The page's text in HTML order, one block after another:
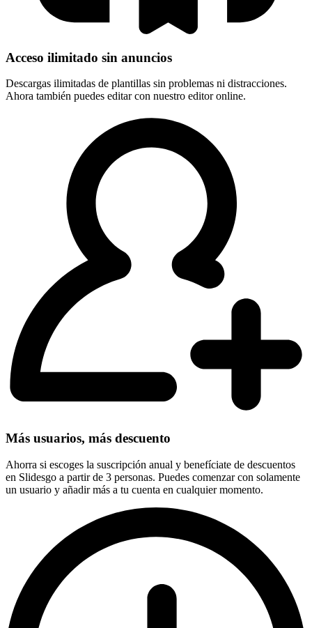
Acceso ilimitado sin anuncios
Descargas ilimitadas de plantillas sin problemas ni distracciones.
Ahora también puedes editar con nuestro editor online.
Más usuarios, más descuento
Ahorra si escoges la suscripción anual y benefíciate de descuentos
en Slidesgo a partir de 3 personas. Puedes comenzar con solamente
un usuario y añadir más a tu cuenta en cualquier momento.